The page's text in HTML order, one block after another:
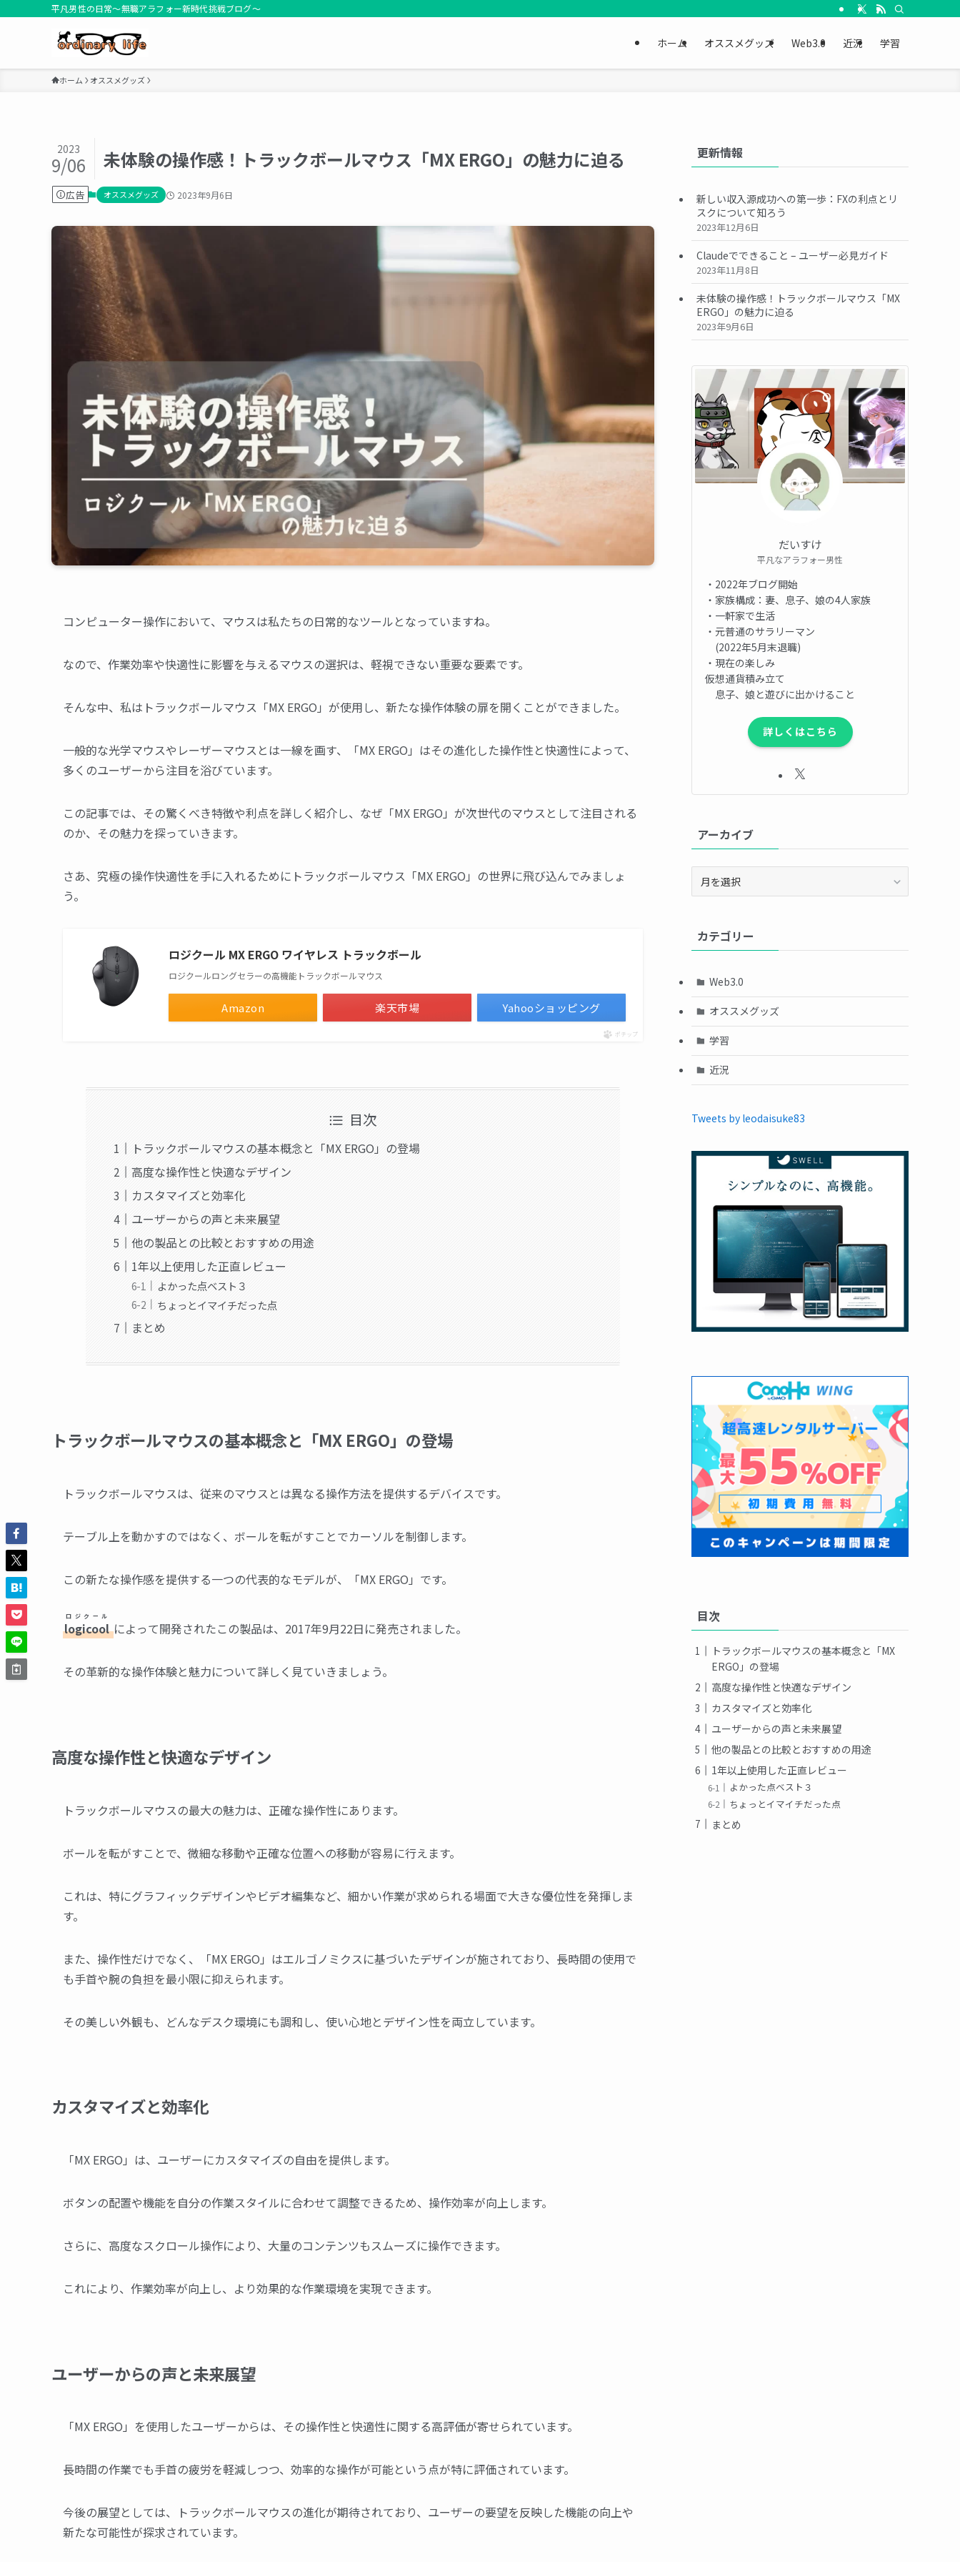
平凡男性の日常～無職アラフォー新時代挑戦ブログ～
ホーム オススメグッズ Web3.0 近況 学習
ホーム オススメグッズ
未体験の操作感！トラックボールマウス「MX ERGO」の魅力に迫る
2023
9/06
広告 オススメグッズ 2023年9月6日
コンピューター操作において、マウスは私たちの日常的なツールとなっていますね。
なので、作業効率や快適性に影響を与えるマウスの選択は、軽視できない重要な要素です。
そんな中、私はトラックボールマウス「MX ERGO」が使用し、新たな操作体験の扉を開くことができました。
一般的な光学マウスやレーザーマウスとは一線を画す、「MX ERGO」はその進化した操作性と快適性によって、
多くのユーザーから注目を浴びています。
この記事では、その驚くべき特徴や利点を詳しく紹介し、なぜ「MX ERGO」が次世代のマウスとして注目される
のか、その魅力を探っていきます。
さあ、究極の操作快適性を手に入れるためにトラックボールマウス「MX ERGO」の世界に飛び込んでみましょ
う。
ロジクール MX ERGO ワイヤレス トラックボール
ロジクールロングセラーの高機能トラックボールマウス
Amazon 楽天市場 Yahooショッピング
ポチップ
目次
トラックボールマウスの基本概念と「MX ERGO」の登場
高度な操作性と快適なデザイン
カスタマイズと効率化
ユーザーからの声と未来展望
他の製品との比較とおすすめの用途
1年以上使用した正直レビュー
よかった点ベスト３
ちょっとイマイチだった点
まとめ
トラックボールマウスの基本概念と「MX ERGO」の登場
トラックボールマウスは、従来のマウスとは異なる操作方法を提供するデバイスです。
テーブル上を動かすのではなく、ボールを転がすことでカーソルを制御します。
この新たな操作感を提供する一つの代表的なモデルが、「MX ERGO」です。
logicool
ロジクール
によって開発されたこの製品は、2017年9月22日に発売されました。
その革新的な操作体験と魅力について詳しく見ていきましょう。
高度な操作性と快適なデザイン
トラックボールマウスの最大の魅力は、正確な操作性にあります。
ボールを転がすことで、微細な移動や正確な位置への移動が容易に行えます。
これは、特にグラフィックデザインやビデオ編集など、細かい作業が求められる場面で大きな優位性を発揮しま
す。
また、操作性だけでなく、「MX ERGO」はエルゴノミクスに基づいたデザインが施されており、長時間の使用で
も手首や腕の負担を最小限に抑えられます。
その美しい外観も、どんなデスク環境にも調和し、使い心地とデザイン性を両立しています。
カスタマイズと効率化
「MX ERGO」は、ユーザーにカスタマイズの自由を提供します。
ボタンの配置や機能を自分の作業スタイルに合わせて調整できるため、操作効率が向上します。
さらに、高度なスクロール操作により、大量のコンテンツもスムーズに操作できます。
これにより、作業効率が向上し、より効果的な作業環境を実現できます。
ユーザーからの声と未来展望
「MX ERGO」を使用したユーザーからは、その操作性と快適性に関する高評価が寄せられています。
長時間の作業でも手首の疲労を軽減しつつ、効率的な操作が可能という点が特に評価されています。
今後の展望としては、トラックボールマウスの進化が期待されており、ユーザーの要望を反映した機能の向上や
新たな可能性が探求されています。
更新情報
新しい収入源成功への第一歩：FXの利点とリ
スクについて知ろう
2023年12月6日
Claudeでできること – ユーザー必見ガイド
2023年11月8日
未体験の操作感！トラックボールマウス「MX
ERGO」の魅力に迫る
2023年9月6日
だいすけ
平凡なアラフォー男性
・2022年ブログ開始
・家族構成：妻、息子、娘の4人家族
・一軒家で生活
・元普通のサラリーマン
(2022年5月末退職)
・現在の楽しみ
仮想通貨積み立て
息子、娘と遊びに出かけること
詳しくはこちら
アーカイブ
ブカテゴリー
Web3.0
オススメグッズ
学習
近況
Tweets by leodaisuke83
目次
トラックボールマウスの基本概念と「MX
ERGO」の登場
高度な操作性と快適なデザイン
カスタマイズと効率化
ユーザーからの声と未来展望
他の製品との比較とおすすめの用途
1年以上使用した正直レビュー
よかった点ベスト３
ちょっとイマイチだった点
まとめ